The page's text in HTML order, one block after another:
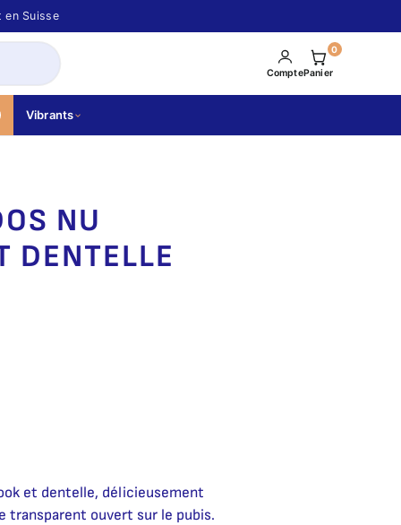
Suisse
ComptePanier
0
Vibrants
NU
DENTELLE
et dentelle, délicieusement
transparent ouvert sur le pubis.